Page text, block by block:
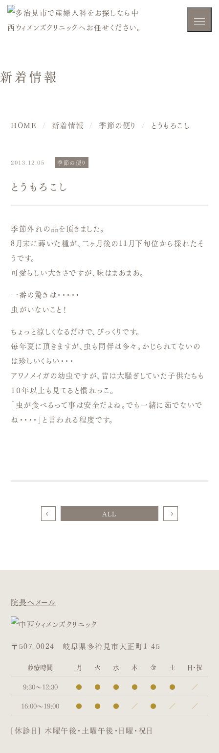
新着情報
HOME 新着情報 季節の便り とうもろこし
2013.12.05 季節の便り
とうもろこし
季節外れの品を頂きました。
8月末に蒔いた種が、二ヶ月後の11月下旬位から採れたそ
うです。
可愛らしい大きさですが、味はまあまあ。
一番の驚きは・・・・・
虫がいないこと！
ちょっと涼しくなるだけで、びっくりです。
毎年夏に頂きますが、虫も同伴は多々。かじられてないの
は珍しいくらい・・・
アワノメイガの幼虫ですが、昔は大騒ぎしていた子供たちも
１０年以上も見てると慣れっこ。
「虫が食べるって事は安全だよね。でも一緒に茹でないで
ね・・・・」と言われる程度です。
ALL
院長へメール
〒507-0024 岐阜県多治見市大正町1-45
診療時間 月 火 水 木 金 土 日・祝
9:30〜12:30 ● ● ● ● ● ● ／
16:00〜19:00 ● ● ● ／ ● ／ ／
[休診日] 木曜午後・土曜午後・日曜・祝日